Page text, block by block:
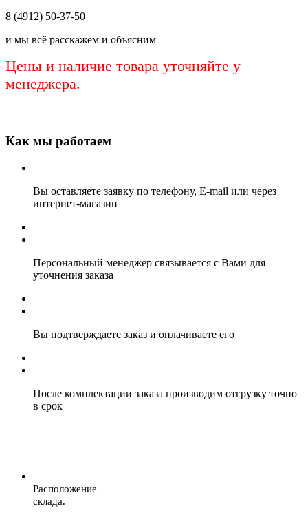
8 (4912) 50-37-50
и мы всё расскажем и объясним
Цены и наличие товара уточняйте у
менеджера.
Как мы работаем
Вы оставляете заявку по телефону, E-mail или через
интернет-магазин
Персональный менеджер связывается с Вами для
уточнения заказа
Вы подтверждаете заказ и оплачиваете его
После комплектации заказа производим отгрузку точно
в срок
Расположение
склада.